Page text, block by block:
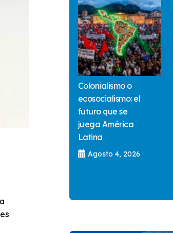
Colonialismo o
ecosocialismo: el
futuro que se
juega América
Latina
Agosto 4, 2026